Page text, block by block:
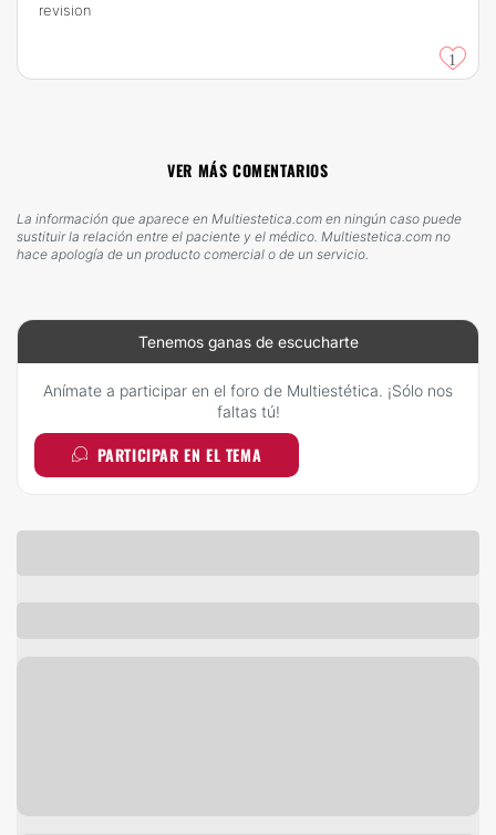
revision
1
VER MÁS COMENTARIOS
La información que aparece en Multiestetica.com en ningún caso puede
sustituir la relación entre el paciente y el médico. Multiestetica.com no
hace apología de un producto comercial o de un servicio.
Tenemos ganas de escucharte
Anímate a participar en el foro de Multiestética. ¡Sólo nos
faltas tú!
PARTICIPAR EN EL TEMA